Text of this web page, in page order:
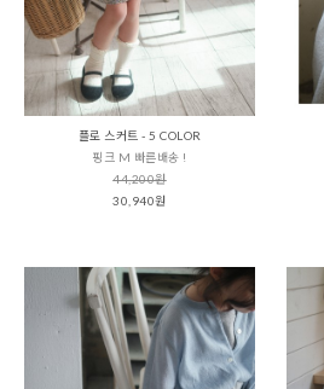
플로 스커트 - 5 COLOR
핑크 M 빠른배송 !
44,200원
30,940원